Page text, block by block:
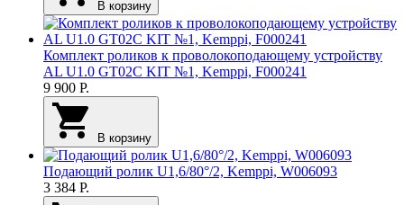
В корзину
Комплект роликов к проволокоподающему устройству
AL U1.0 GT02C KIT №1, Kemppi, F000241
9 900 Р.
В корзину
Подающий ролик U1,6/80°/2, Kemppi, W006093
3 384 Р.